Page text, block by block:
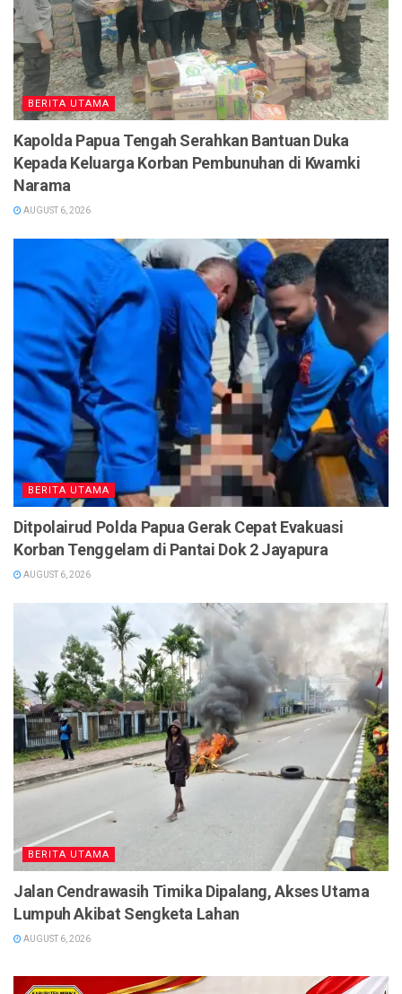
BERITA UTAMA
Kapolda Papua Tengah Serahkan Bantuan Duka
Kepada Keluarga Korban Pembunuhan di Kwamki
Narama
AUGUST 6, 2026
BERITA UTAMA
Ditpolairud Polda Papua Gerak Cepat Evakuasi
Korban Tenggelam di Pantai Dok 2 Jayapura
AUGUST 6, 2026
BERITA UTAMA
Jalan Cendrawasih Timika Dipalang, Akses Utama
Lumpuh Akibat Sengketa Lahan
AUGUST 6, 2026